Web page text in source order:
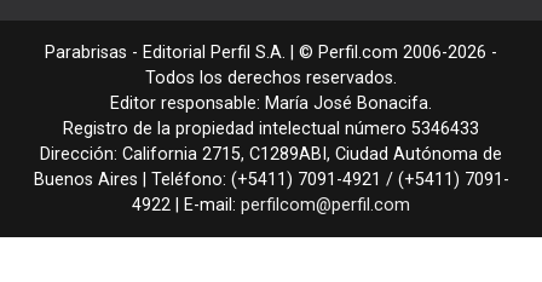
Parabrisas - Editorial Perfil S.A. | © Perfil.com 2006-2026 -
Todos los derechos reservados.
Editor responsable: María José Bonacifa.
Registro de la propiedad intelectual número 5346433
Dirección: California 2715, C1289ABI , Ciudad Autónoma de
Buenos Aires | Teléfono: (+5411) 7091-4921 / (+5411) 7091-
4922 | E-mail: perfilcom@perfil.com